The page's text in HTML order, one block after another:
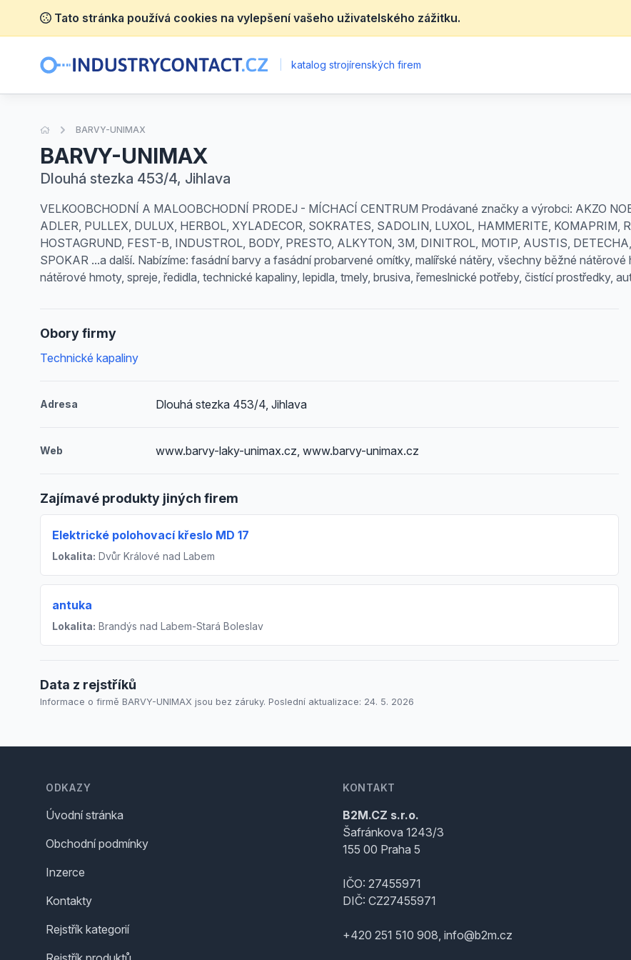
Tato stránka používá cookies na vylepšení vašeho uživatelského zážitku.
katalog strojírenských firem
Úvodní stránka
BARVY-UNIMAX
BARVY-UNIMAX
Dlouhá stezka 453/4, Jihlava
VELKOOBCHODNÍ A MALOOBCHODNÍ PRODEJ - MÍCHACÍ CENTRUM Prodávané značky a výrobci: AKZO
ADLER, PULLEX, DULUX, HERBOL, XYLADECOR, SOKRATES, SADOLIN, LUXOL, HAMMERITE, KOMAPRIM,
HOSTAGRUND, FEST-B, INDUSTROL, BODY, PRESTO, ALKYTON, 3M, DINITROL, MOTIP, AUSTIS,
SPOKAR ...a další. Nabízíme: fasádní barvy a fasádní probarvené omítky, malířské nátěry, všechny běžné
nátěrové hmoty, spreje, ředidla, technické kapaliny, lepidla, tmely, brusiva, řemeslnické potřeby, čistící prostředky,
Obory firmy
Technické kapaliny
Adresa Dlouhá stezka 453/4, Jihlava
Web www.barvy-laky-unimax.cz, www.barvy-unimax.cz
Zajímavé produkty jiných firem
Elektrické polohovací křeslo MD 17
Lokalita: Dvůr Králové nad Labem
antuka
Lokalita: Brandýs nad Labem-Stará Boleslav
Data z rejstříků
Informace o firmě BARVY-UNIMAX jsou bez záruky. Poslední aktualizace: 24. 5. 2026
ODKAZY
Úvodní stránka
Obchodní podmínky
Inzerce
Kontakty
Rejstřík kategorií
KONTAKT
B2M.CZ s.r.o.
Šafránkova 1243/3
155 00 Praha 5
IČO: 27455971
DIČ: CZ27455971
+420 251 510 908, info@b2m.cz